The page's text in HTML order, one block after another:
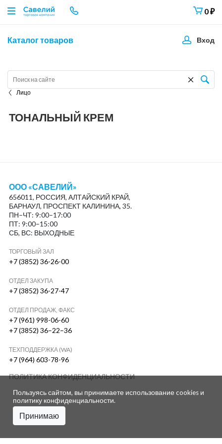
0₽
Каталог товаров Вход
Лицо
ТОНАЛЬНЫЙ КРЕМ
ООО «САВЕЛИЙ»
656011, РОССИЯ, АЛТАЙСКИЙ КРАЙ,
БАРНАУЛ, ПРОСПЕКТ КАЛИНИНА, 35.
ПН–ЧТ: 9:00–17:00
ПТ: 9:00–15:00
СБ, ВС: ВЫХОДНЫЕ
ТОРГОВЫЙ ЗАЛ
+7 (3852) 36-26-00
ОТДЕЛ ЗАКУПА
+7 (3852) 36-27-47
ОТДЕЛ ПРОДАЖ, ФАКС
+7 (961) 998-06-60
+7 (3852) 36–22–36
ТЕХПОДДЕРЖКА (WA)
+7 (964) 603-78-96
ПОЛИТИКА КОНФИДЕНЦИАЛЬНОСТИ
Пользуясь сайтом, вы принимаете использование cookies и
политику конфиденциальности.
Принимаю